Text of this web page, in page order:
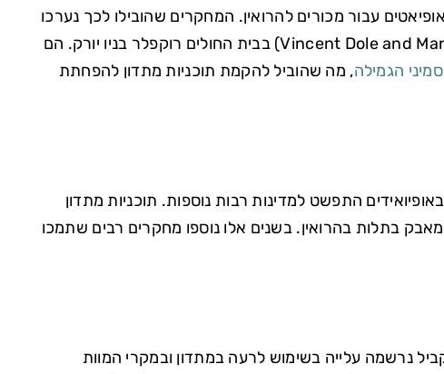
אופיאטים עבור מכורים להרואין. המחקרים שהובילו לכך נערכו
על ידי ד"ר וינסנט דול וד"ר מארי נייסוונדר (Vincent Dole and Marie Nyswander) בבית החולים רוקפלר בניו יורק. הם
הגמילה, מה שהוביל להקמת תוכניות מתדון להפחתת
בתלות באופיואידים התפשט למדינות רבות נוספות. תוכניות מתדון
בתלות בהרואין. בשנים אלו נוספו מחקרים רבים שתמכו
במקביל נרשמה עלייה בשימוש לרעה במתדון ובמקרי המוות